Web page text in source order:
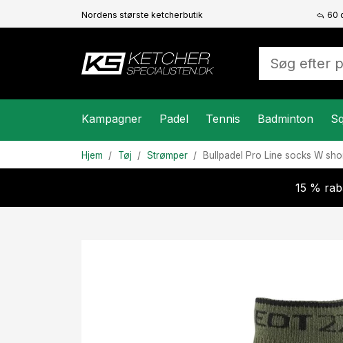
Nordens største ketcherbutik 60
Kampagner Padel Tennis Badminton
Hjem Tøj Strømper Bullpadel Pro Line socks W
15 %